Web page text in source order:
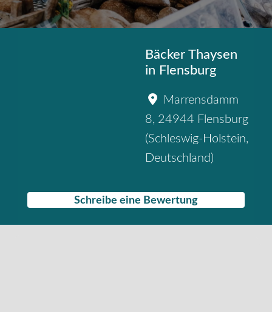
Bäcker Thaysen
in Flensburg
Marrensdamm
8, 24944 Flensburg
(Schleswig-Holstein,
Deutschland)
Schreibe eine Bewertung